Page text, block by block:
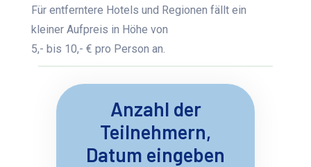
Für entferntere Hotels und Regionen fällt ein
kleiner Aufpreis in Höhe von
5,- bis 10,- € pro Person an.
Anzahl der
Teilnehmern,
Datum eingeben